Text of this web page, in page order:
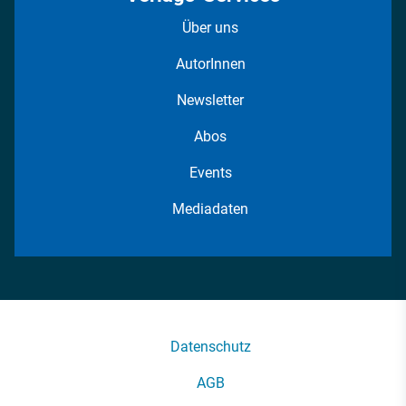
Über uns
AutorInnen
Newsletter
Abos
Events
Mediadaten
Datenschutz
AGB